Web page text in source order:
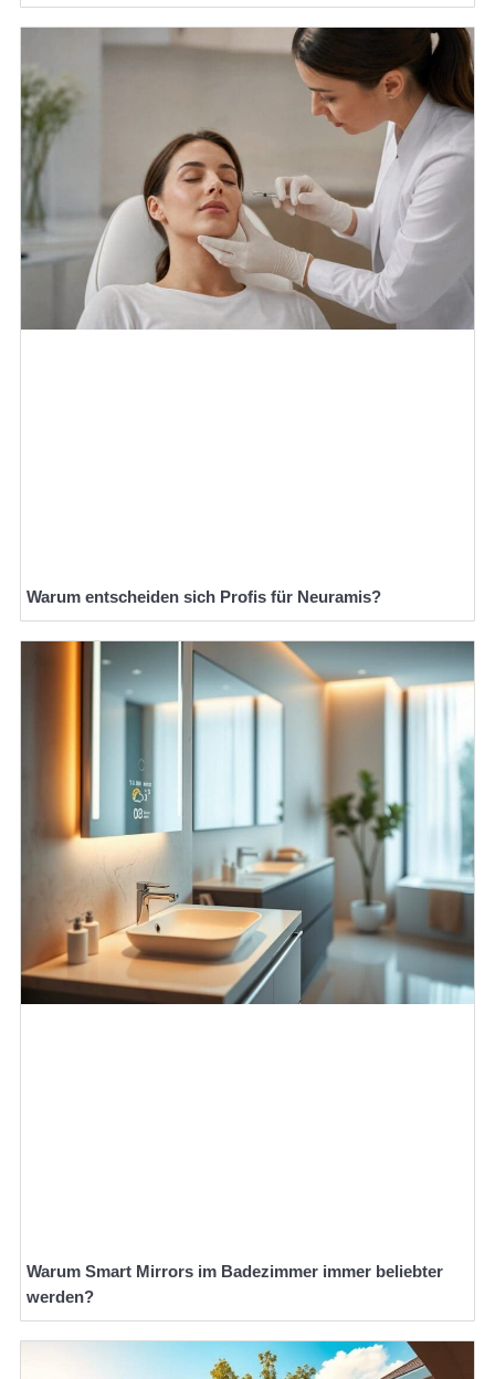
Warum entscheiden sich Profis für Neuramis?
Warum Smart Mirrors im Badezimmer immer beliebter
werden?